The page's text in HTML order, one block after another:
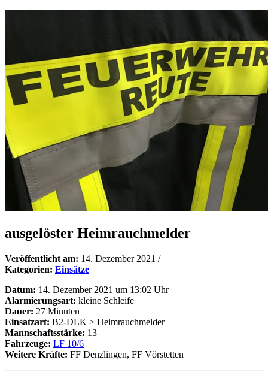
ausgelöster Heimrauchmelder
Veröffentlicht am: 14. Dezember 2021 /
Kategorien: Einsätze
Datum: 14. Dezember 2021 um 13:02 Uhr
Alarmierungsart: kleine Schleife
Dauer: 27 Minuten
Einsatzart: B2-DLK > Heimrauchmelder
Mannschaftsstärke: 13
Fahrzeuge: LF 10/6
Weitere Kräfte: FF Denzlingen, FF Vörstetten